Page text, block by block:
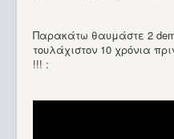
Παρακάτω θαυμάστε 2
τουλάχιστον 10 χρόνια
!!! :